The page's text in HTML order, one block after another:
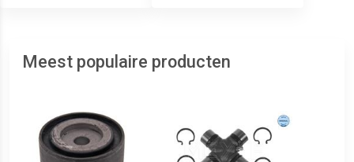
Meest populaire producten